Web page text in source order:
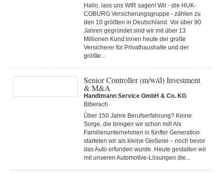
Hallo, lass uns WIR sagen! Wir - die HUK-
COBURG Versicherungsgruppe - zählen zu
den 10 größten in Deutschland. Vor über 90
Jahren gegründet sind wir mit über 13
Millionen Kund:innen heute der große
Versicherer für Privathaushalte und der
größte...
Senior Controller (m/w/d) Investment
& M&A
Handtmann Service GmbH & Co. KG
Biberach
Über 150 Jahre Berufserfahrung? Keine
Sorge, die bringen wir schon mit! Als
Familienunternehmen in fünfter Generation
starteten wir als kleine Gießerei – noch bevor
das Auto erfunden wurde. Heute gestalten wir
mit unseren Automotive-Lösungen die...